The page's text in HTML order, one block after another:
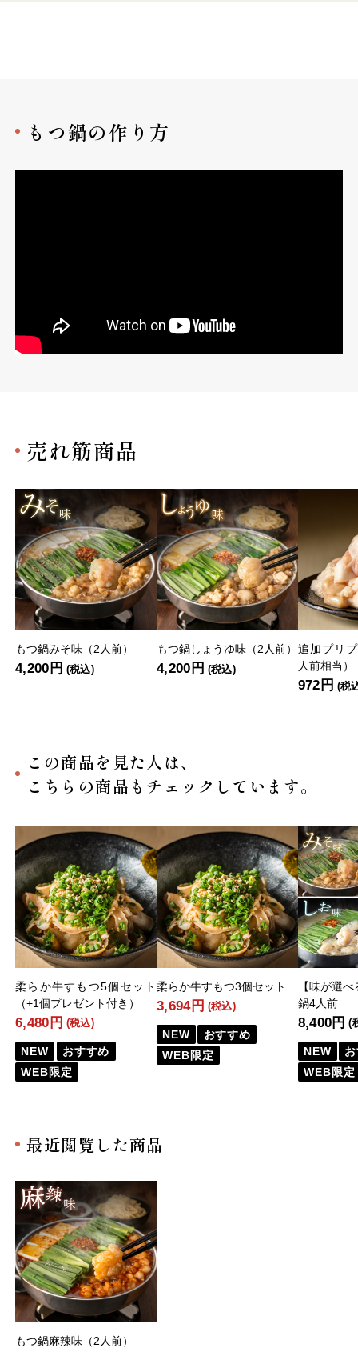
もつ鍋の作り方
売れ筋商品
もつ鍋みそ味（2人前）
4,200円 (税込)
もつ鍋しょうゆ味（2人前）
4,200円 (税込)
追加プリ
人前相当）
972円 (税
この商品を見た人は、
こちらの商品もチェックしています。
柔らか牛すもつ5個セット
（+1個プレゼント付き）
6,480円 (税込)
NEW
おすすめ
WEB限定
柔らか牛すもつ3個セット
3,694円 (税込)
NEW
おすすめ
WEB限定
【味が選
鍋4人前
8,400円 (
NEW
WEB限定
最近閲覧した商品
もつ鍋麻辣味（2人前）